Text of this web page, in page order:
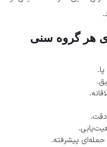
هر گروه سنی
پیشرفته.